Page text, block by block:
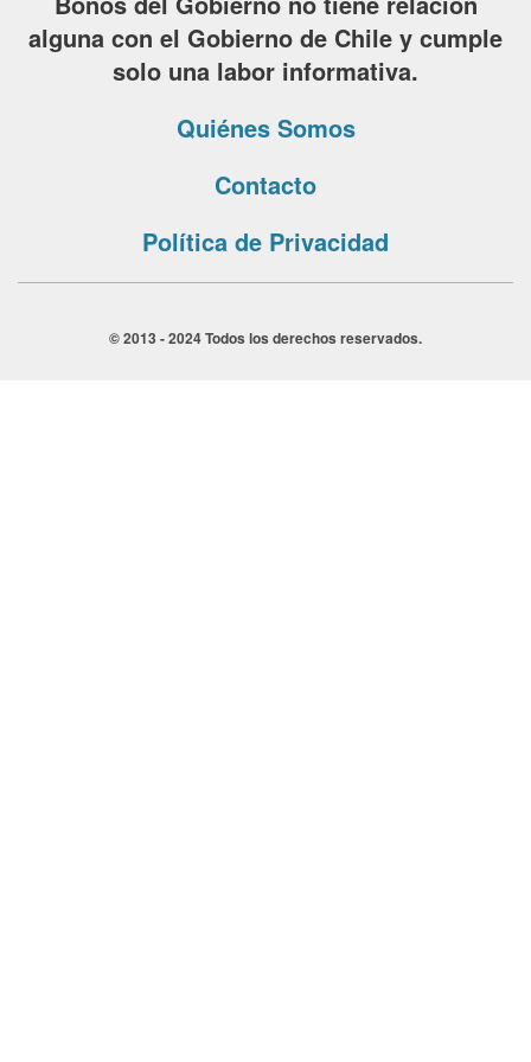
alguna con el Gobierno de Chile y cumple
solo una labor informativa.
Quiénes Somos
Contacto
Política de Privacidad
© 2013 - 2024 Todos los derechos reservados.